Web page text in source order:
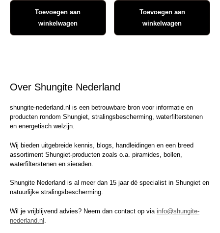
Toevoegen aan
winkelwagen
Toevoegen aan
winkelwagen
Over Shungite Nederland
shungite-nederland.nl is een betrouwbare bron voor informatie en
producten rondom Shungiet, stralingsbescherming, waterfilterstenen
en energetisch welzijn.
Wij bieden uitgebreide kennis, blogs, handleidingen en een breed
assortiment Shungiet-producten zoals o.a. piramides, bollen,
waterfilterstenen en sieraden.
Shungite Nederland is al meer dan 15 jaar dé specialist in Shungiet en
natuurlijke stralingsbescherming.
Wil je vrijblijvend advies? Neem dan contact op via info@shungite-
nederland.nl